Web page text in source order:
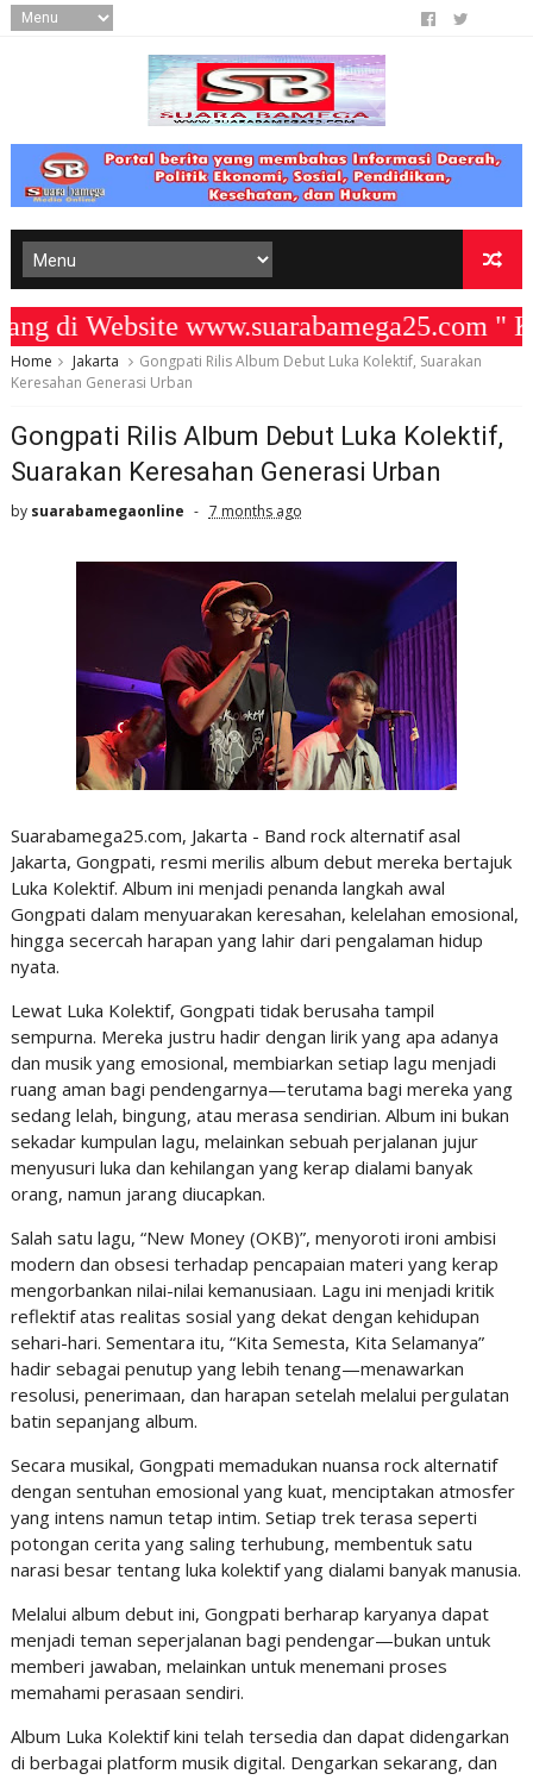
Website www.suarabamega25.com "
Home Jakarta
Gongpati Rilis Album Debut Luka Kolektif, Suarakan
Keresahan Generasi Urban
Gongpati Rilis Album Debut Luka Kolektif,
Suarakan Keresahan Generasi Urban
by suarabamegaonline 7 months ago
Suarabamega25.com, Jakarta - Band rock alternatif asal
Jakarta, Gongpati, resmi merilis album debut mereka bertajuk
Luka Kolektif. Album ini menjadi penanda langkah awal
Gongpati dalam menyuarakan keresahan, kelelahan emosional,
hingga secercah harapan yang lahir dari pengalaman hidup
nyata.
Lewat Luka Kolektif, Gongpati tidak berusaha tampil
sempurna. Mereka justru hadir dengan lirik yang apa adanya
dan musik yang emosional, membiarkan setiap lagu menjadi
ruang aman bagi pendengarnya—terutama bagi mereka yang
sedang lelah, bingung, atau merasa sendirian. Album ini bukan
sekadar kumpulan lagu, melainkan sebuah perjalanan jujur
menyusuri luka dan kehilangan yang kerap dialami banyak
orang, namun jarang diucapkan.
Salah satu lagu, “New Money (OKB)”, menyoroti ironi ambisi
modern dan obsesi terhadap pencapaian materi yang kerap
mengorbankan nilai-nilai kemanusiaan. Lagu ini menjadi kritik
reflektif atas realitas sosial yang dekat dengan kehidupan
sehari-hari. Sementara itu, “Kita Semesta, Kita Selamanya”
hadir sebagai penutup yang lebih tenang—menawarkan
resolusi, penerimaan, dan harapan setelah melalui pergulatan
batin sepanjang album.
Secara musikal, Gongpati memadukan nuansa rock alternatif
dengan sentuhan emosional yang kuat, menciptakan atmosfer
yang intens namun tetap intim. Setiap trek terasa seperti
potongan cerita yang saling terhubung, membentuk satu
narasi besar tentang luka kolektif yang dialami banyak manusia.
Melalui album debut ini, Gongpati berharap karyanya dapat
menjadi teman seperjalanan bagi pendengar—bukan untuk
memberi jawaban, melainkan untuk menemani proses
memahami perasaan sendiri.
Album Luka Kolektif kini telah tersedia dan dapat didengarkan
di berbagai platform musik digital. Dengarkan sekarang, dan